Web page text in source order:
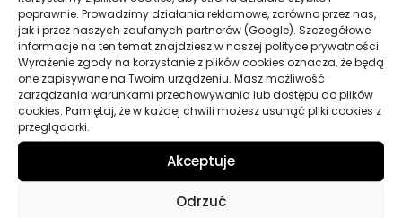
poprawnie. Prowadzimy działania reklamowe, zarówno przez nas,
jak i przez naszych zaufanych partnerów (Google). Szczegółowe
informacje na ten temat znajdziesz w naszej polityce prywatności.
Wyrażenie zgody na korzystanie z plików cookies oznacza, że będą
one zapisywane na Twoim urządzeniu. Masz możliwość
zarządzania warunkami przechowywania lub dostępu do plików
cookies. Pamiętaj, że w każdej chwili możesz usunąć pliki cookies z
przeglądarki.
Akceptuje
Odrzuć
Przydatne linki
Oleje
Chemia
Akcesoria